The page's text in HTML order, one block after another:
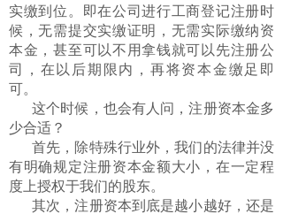
实缴到位。即在公司进行工商登记注册时
候，无需提交实缴证明，无需实际缴纳资
本金，甚至可以不用拿钱就可以先注册公
司，在以后期限内，再将资本金缴足即
可。
这个时候，也会有人问，注册资本金多
少合适？
首先，除特殊行业外，我们的法律并没
有明确规定注册资本金额大小，在一定程
度上授权于我们的股东。
其次，注册资本到底是越小越好，还是